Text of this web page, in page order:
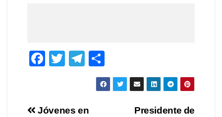
F
e
T
er
T
el
gr
o
m
Presidente de
Jóvenes en